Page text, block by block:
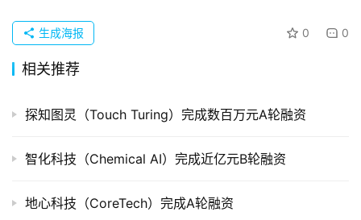
重
司
市
创
0 0
生成海报
相关推荐
探知图灵（Touch Turing）完成数百万元A轮融资
智化科技（Chemical AI）完成近亿元B轮融资
地心科技（CoreTech）完成A轮融资